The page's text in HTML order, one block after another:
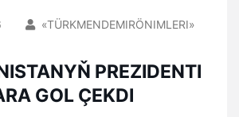
«TÜRKMENDEMIRÖNIMLERI»
PREZIDENTI
GOL ÇEKDI